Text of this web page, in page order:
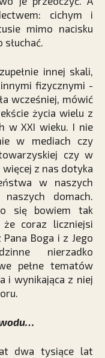
cichym i
mimo nacisku
innej skali,
­fizycznymi
wcześniej, mówić
życia wielu z
w XXI wieku. I nie
w mediach czy
czy w
więcej z nas dotyka
w naszych
domach.
się bowiem tak
coraz liczniejsi
Boga i z Jego
nierzadko
pełne tematów
i wynikająca z niej
dwa tysiące lat